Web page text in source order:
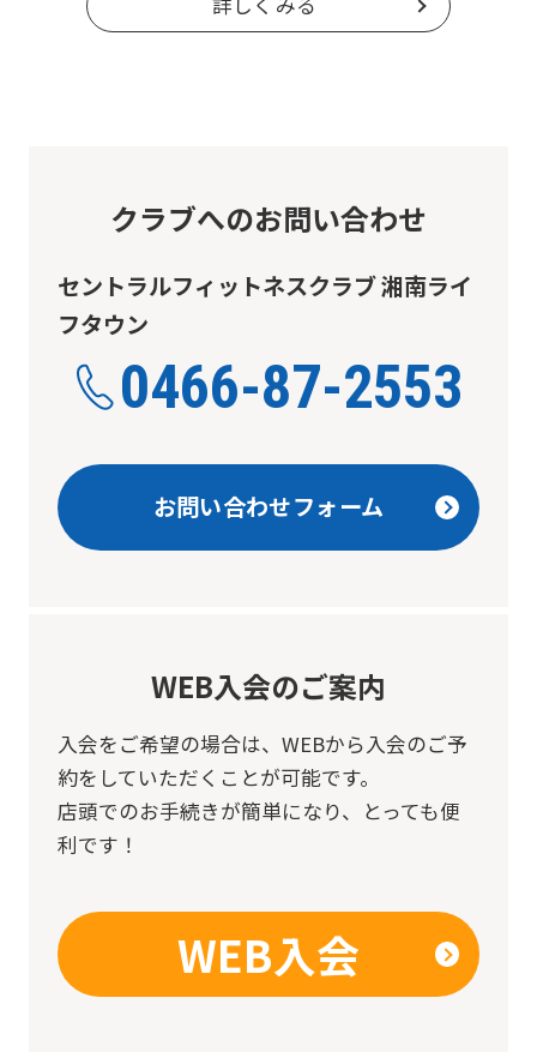
クラブへのお問い合わせ
セントラルフィットネスクラブ 湘南ライ
フタウン
0466-87-2553
お問い合わせフォーム
WEB入会のご案内
入会をご希望の場合は、 WEBから入会のご予
約をしていただくことが可能です。
店頭でのお手続きが簡単になり、とっても便
利です！
WEB入会
Japanese
will
be
translated
so
may
not
The
translation
may
differ
original
content.
We